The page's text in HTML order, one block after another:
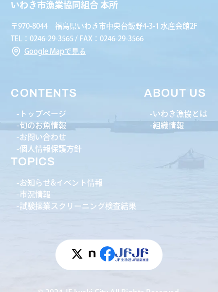
いわき市漁業協同組合 本所
〒970-8044 福島県いわき市中央台飯野4-3-1 水産会館2F
TEL：0246-29-3565 / FAX：0246-29-3566
Google Mapで見る
CONTENTS
トップページ
旬のお魚情報
お問い合わせ
個人情報保護方針
ABOUT US
いわき漁協とは
組織情報
TOPICS
お知らせ&イベント情報
市況情報
試験操業スクリーニング検査結果